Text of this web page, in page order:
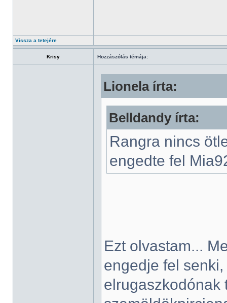
Vissza a tetejére
Krisy Hozzászólás témája:
Lionela írta:
Belldandy írta:
Rangra nincs
engedte fel
Ezt olvastam...
engedje fel
elrugaszkodónak